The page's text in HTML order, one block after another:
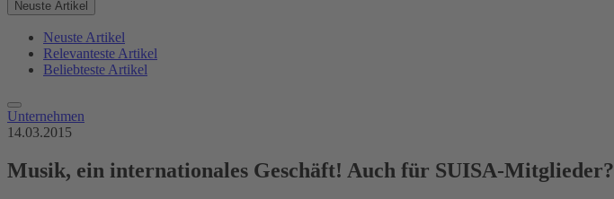
Neuste Artikel
Neuste Artikel
Relevanteste Artikel
Beliebteste Artikel
Unternehmen
14.03.2015
Musik, ein internationales Geschäft! Auch für SUISA-Mitglieder?